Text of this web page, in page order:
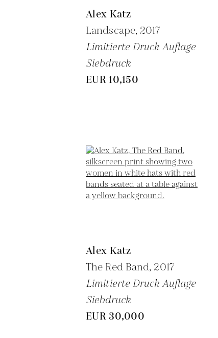
Alex Katz
Landscape, 2017
Limitierte Druck Auflage
Siebdruck
EUR 10,150
Alex Katz
The Red Band, 2017
Limitierte Druck Auflage
Siebdruck
EUR 30,000